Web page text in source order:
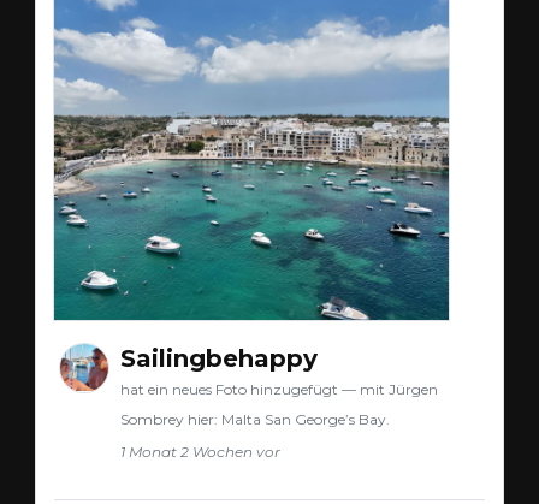
Sailingbehappy
hat ein neues Foto hinzugefügt — mit Jürgen
Sombrey hier: Malta San George’s Bay.
1 Monat 2 Wochen vor